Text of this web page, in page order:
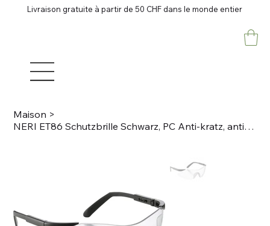
Livraison gratuite à partir de 50 CHF dans le monde entier
Maison >
NERI ET86 Schutzbrille Schwarz, PC Anti-kratz, anti-fog